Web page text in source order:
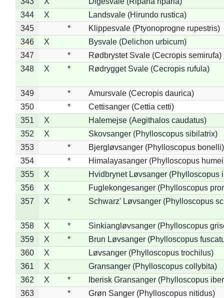
344
X
Landsvale (Hirundo rustica)
345
*
Klippesvale (Ptyonoprogne rupestris)
346
X
Bysvale (Delichon urbicum)
347
*
Rødbrystet Svale (Cecropis semirufa)
348
X * Rødrygget Svale (Cecropis rufula)
349 *
Amursvale (Cecropis daurica)
350
*
Cettisanger (Cettia cetti)
351
X
Halemejse (Aegithalos caudatus)
352
X
Skovsanger (Phylloscopus sibilatrix)
353
*
Bjergløvsanger (Phylloscopus bonelli)
354
*
Himalayasanger (Phylloscopus
355
X
Hvidbrynet Løvsanger (Phylloscopus
356
X
Fuglekongesanger (Phylloscopus
357
X * Schwarz' Løvsanger (Phylloscopus
358 X *
Sinkiangløvsanger (Phylloscopus
359
X *
Brun Løvsanger (Phylloscopus
360
X
Løvsanger (Phylloscopus trochilus)
361
X
Gransanger (Phylloscopus collybita)
362
X *
Iberisk Gransanger (Phylloscopus
363
*
Grøn Sanger (Phylloscopus nitidus)